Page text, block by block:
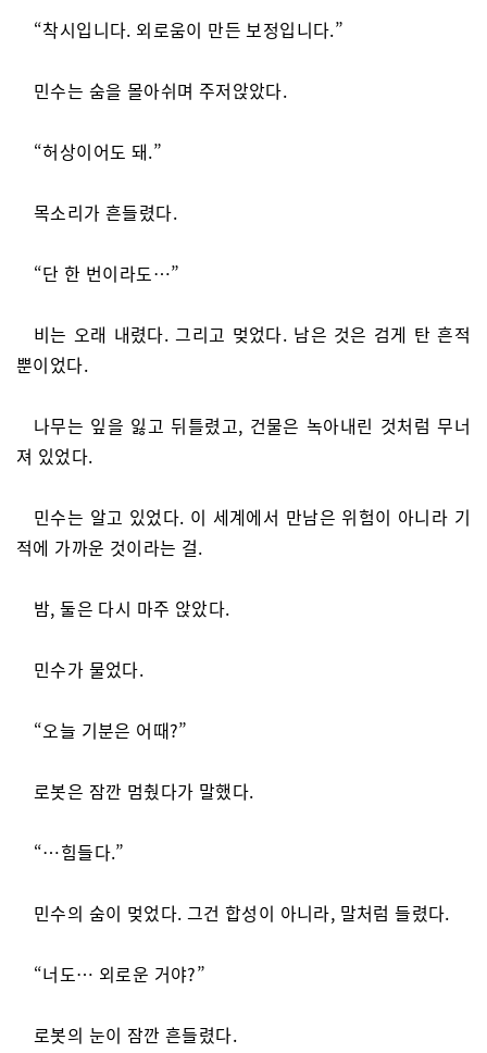
“착시입니다. 외로움이 만든 보정입니다.”
민수는 숨을 몰아쉬며 주저앉았다.
“허상이어도 돼.”
목소리가 흔들렸다.
“단 한 번이라도…”
비는 오래 내렸다. 그리고 멎었다. 남은 것은 검게 탄 흔적
뿐이었다.
나무는 잎을 잃고 뒤틀렸고, 건물은 녹아내린 것처럼 무너
져 있었다.
민수는 알고 있었다. 이 세계에서 만남은 위험이 아니라 기
적에 가까운 것이라는 걸.
밤, 둘은 다시 마주 앉았다.
민수가 물었다.
“오늘 기분은 어때?”
로봇은 잠깐 멈췄다가 말했다.
“…힘들다.”
민수의 숨이 멎었다. 그건 합성이 아니라, 말처럼 들렸다.
“너도… 외로운 거야?”
로봇의 눈이 잠깐 흔들렸다.